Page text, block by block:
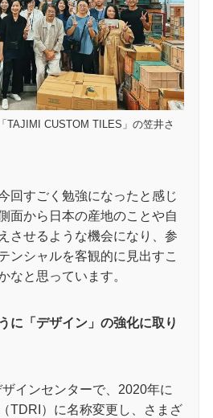
TAJIMI CUSTOM TILES」の笠井さ
回すごく勉強になったと感じ
面から日本の産地のことや自
させるような機会になり、参
ンシャルを客観的に見出すこ
なと思っています。
「デザイン」の強化に取り
インセンターで、2020年に
TDRI）に名称変更し、さまざ